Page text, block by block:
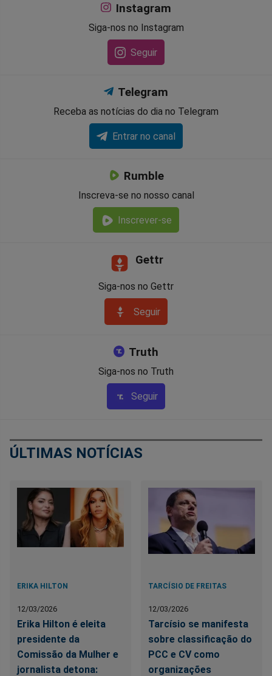
Instagram
Siga-nos no Instagram
Seguir
Telegram
Receba as notícias do dia no Telegram
Entrar no canal
Rumble
Inscreva-se no nosso canal
Inscrever-se
Gettr
Siga-nos no Gettr
Seguir
Truth
Siga-nos no Truth
Seguir
ÚLTIMAS NOTÍCIAS
ERIKA HILTON
12/03/2026
Erika Hilton é eleita
presidente da
Comissão da Mulher e
jornalista detona:
TARCÍSIO DE FREITAS
12/03/2026
Tarcísio se manifesta
sobre classificação do
PCC e CV como
organizações